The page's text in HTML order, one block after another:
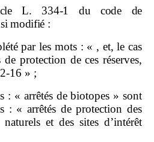
L. 334‑1 du code de
modifié :
par les mots : « , et, le cas
de protection de ces réserves,
» ;
: « arrêtés de biotopes » sont
: « arrêtés de protection des
et des sites d’intérêt